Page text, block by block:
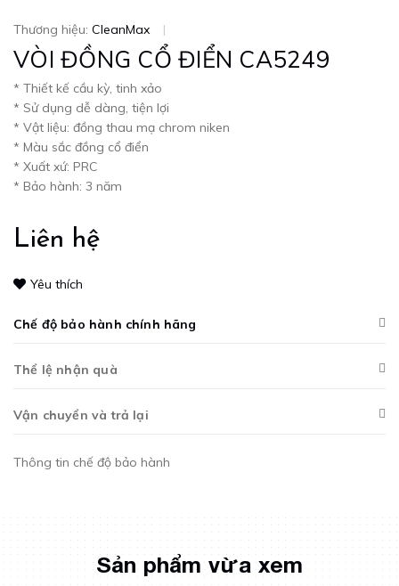
Thương hiệu: CleanMax |
VÒI ĐỒNG CỔ ĐIỂN CA5249
* Thiết kế cầu kỳ, tinh xảo
* Sử dụng dễ dàng, tiện lợi
* Vật liệu: đồng thau mạ chrom niken
* Màu sắc đồng cổ điển
* Xuất xứ: PRC
* Bảo hành: 3 năm
Liên hệ
Yêu thích
Chế độ bảo hành chính hãng
Thể lệ nhận quà
Vận chuyển và trả lại
Thông tin chế độ bảo hành
Sản phẩm vừa xem